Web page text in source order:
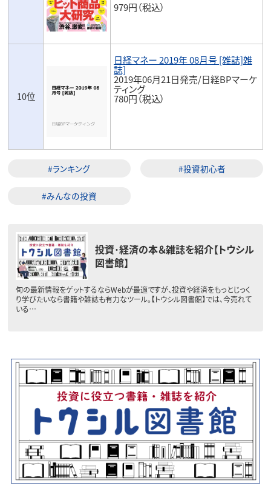
979円（税込）
10位
日経マネー 2019年 08月号 [雑誌]雑
誌]
2019年06月21日発売/日経BPマーケ
ティング
780円（税込）
#ランキング #投資初心者
#みんなの投資
投資･経済の本＆雑誌を紹介【トウシル
図書館】
旬の最新情報をゲットするならWebが最適ですが、投資や経済をもっとじっく
り学びたいなら書籍や雑誌も有力なツール。【トウシル図書館】では、今売れて
いる…